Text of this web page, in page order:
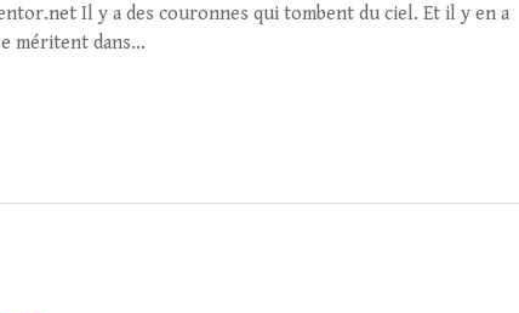
Il y a des couronnes qui tombent du ciel. Et il y en a
méritent dans...